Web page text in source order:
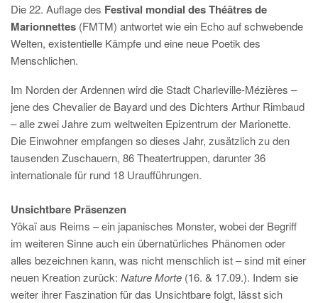
Die 22. Auflage des Festival mondial des Théâtres de
Marionnettes (FMTM) antwortet wie ein Echo auf schwebende
Welten, existentielle Kämpfe und eine neue Poetik des
Menschlichen.
Im Norden der Ardennen wird die Stadt Charleville-Mézières –
jene des Chevalier de Bayard und des Dichters Arthur Rimbaud
– alle zwei Jahre zum weltweiten Epizentrum der Marionette.
Die Einwohner empfangen so dieses Jahr, zusätzlich zu den
tausenden Zuschauern, 86 Theatertruppen, darunter 36
internationale für rund 18 Uraufführungen.
Unsichtbare Präsenzen
Yôkaï aus Reims – ein japanisches Monster, wobei der Begriff
im weiteren Sinne auch ein übernatürliches Phänomen oder
alles bezeichnen kann, was nicht menschlich ist – sind mit einer
neuen Kreation zurück: Nature Morte (16. & 17.09.). Indem sie
weiter ihrer Faszination für das Unsichtbare folgt, lässt sich